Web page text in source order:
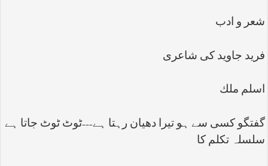
شعر و ادب
فريد جاويد كی شاعری
اسلم ملك
گفتگو کسی سے ہو تیرا دھیان رہتا ہے---ٹوٹ ٹوٹ جاتا ہے
سلسلہ تکلم کا